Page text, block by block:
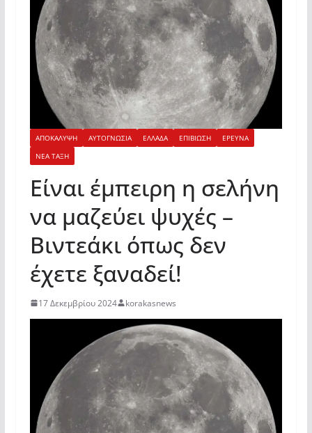
ΑΠΟΚΑΛΥΨΗ ΑΥΤΟΓΝΩΣΙΑ ΕΛΛΑΔΑ ΕΠΙΒΙΩΣΗ
ΕΡΕΥΝΑ
ΝΕΑ ΤΑΞΗ
Είναι έμπειρη η σελήνη
να μαζεύει ψυχές –
Βιντεάκι όπως δεν
έχετε ξαναδεί!
17 Δεκεμβρίου 2024 korakasnews